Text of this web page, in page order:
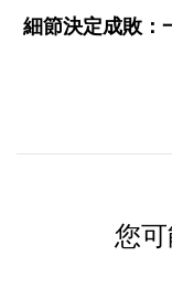
細節決定成敗：
您可